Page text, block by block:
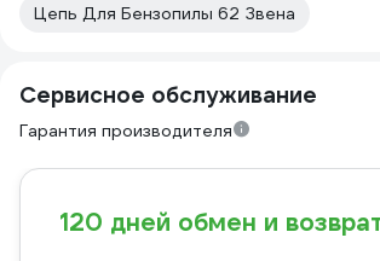
Цепь Для Бензопилы 62 Звена
Сервисное обслуживание
Гарантия производителя
120 дней обмен и